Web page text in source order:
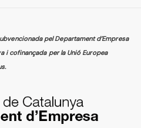
pel Departament d’Empresa
i cofinançada per la Unió Europea